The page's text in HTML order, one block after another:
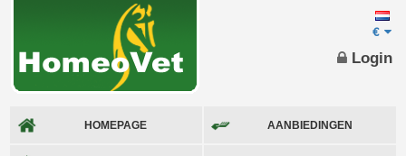
HOMEPAGE AANBIEDINGEN
€
Login